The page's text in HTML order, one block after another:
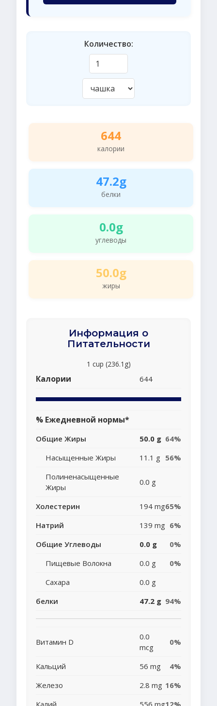
Количество:
644
калории
47.2g
белки
0.0g
углеводы
50.0g
жиры
Информация о
Питательности
1 cup (236.1g)
Калории 644
% Ежедневной нормы*
Общие Жиры 50.0 g 64%
Насыщенные Жиры
11.1 g 56%
Полиненасыщенные
Жиры
0.0 g
Холестерин 194 mg65%
Натрий
139 mg 6%
Общие Углеводы
0.0 g
0%
Пищевые Волокна
0.0 g
0%
Сахара
0.0 g
белки
47.2 g 94%
Витамин D
0.0
mcg
0%
Кальций 56 mg
4%
Железо
2.8 mg 16%